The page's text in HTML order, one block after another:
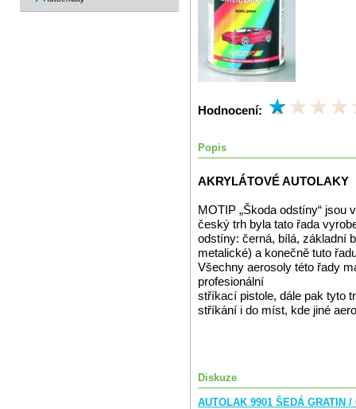
Hodnocení:
Popis
AKRYLÁTOVÉ AUTOLAKY
MOTIP „Škoda odstíny“
český trh byla tato řada
odstíny: černá, bílá, základní
metalické) a konečně tuto
Všechny aerosoly této řady
profesionální
stříkací pistole, dále pak tyto
stříkání i do míst, kde jiné
Diskuze
AUTOLAK 9901 ŠEDÁ GRATIN /